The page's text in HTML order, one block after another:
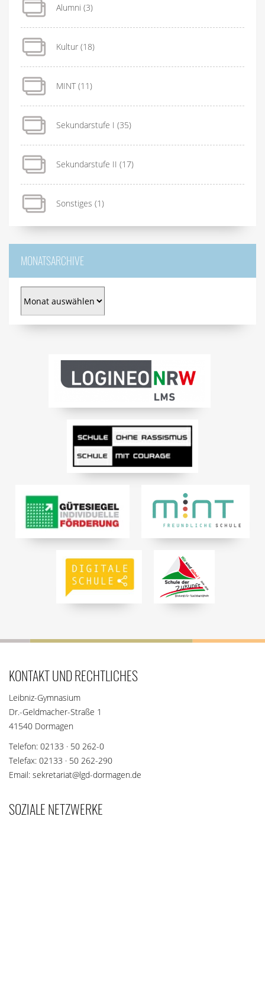
Alumni (3)
Kultur (18)
MINT(11)
Sekundarstufe I (35)
Sekundarstufe II (17)
Sonstiges (1)
MONATSARCHIVE
KONTAKT UND RECHTLICHES
Leibniz-Gymnasium
Dr.-Geldmacher-Straße 1
41540 Dormagen
Telefon: 02133 · 50 262-0
Telefax: 02133 · 50 262-290
Email: sekretariat@lgd-dormagen.de
SOZIALE NETZWERKE